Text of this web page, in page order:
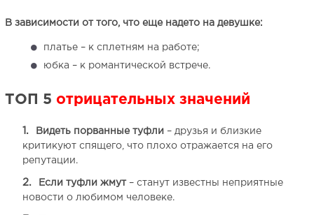
В зависимости от того, что еще надето на девушке:
платье – к сплетням на работе;
юбка – к романтической встрече.
ТОП 5 отрицательных значений
Видеть порванные туфли – друзья и близкие
критикуют спящего, что плохо отражается на его
репутации.
Если туфли жмут– станут известны неприятные
новости о любимом человеке.